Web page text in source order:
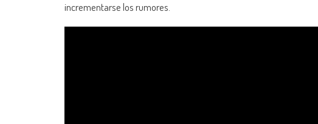
incrementarse los rumores.